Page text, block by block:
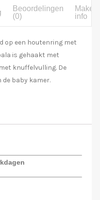
Beoordelingen
(0)
Maker
info
op een houtenring met
is gehaakt met
knuffelvulling. De
de baby kamer.